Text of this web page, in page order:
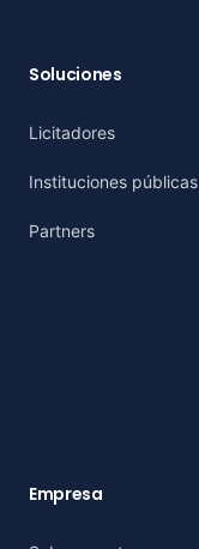
Soluciones
Licitadores
Instituciones públicas
Partners
Empresa